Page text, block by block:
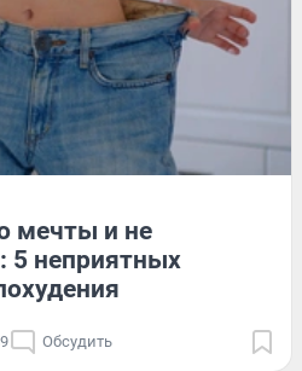
мечты и не
5 неприятных
Обсудить